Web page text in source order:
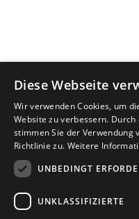
Diese Webseite
Wir verwenden Cookies, um
Website zu verbessern.
stimmen Sie der Verwendung
Richtlinie zu. Weitere
UNBEDINGT
UNKLASSIFIZIERTE